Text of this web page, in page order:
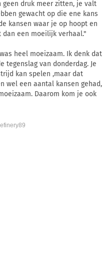
geen druk meer zitten, je valt
gewacht op die ene kans
kansen waar je op hoopt en
een moeilijk verhaal."
heel moeizaam. Ik denk dat
tegenslag van donderdag. Je
kan spelen ,maar dat
wel een aantal kansen gehad,
Daarom kom je ook